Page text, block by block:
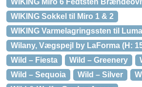
WIKING Miro 6 Fedtsten
WIKING Sokkel til Miro 1 & 2
WIKING Varmelagringssten til
Wilany, Vægspejl by LaForma (H:
Wild – Fiesta
Wild – Greenery
Wild – Sequoia
Wild – Silver